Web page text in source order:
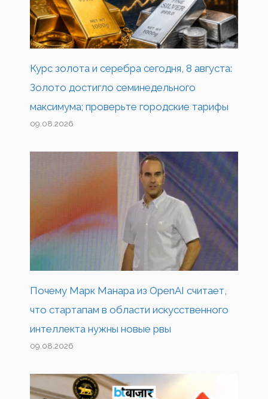
Курс золота и серебра сегодня, 8 августа:
Золото достигло семинедельного
максимума; проверьте городские тарифы
09.08.2026
Почему Марк Манара из OpenAI считает,
что стартапам в области искусственного
интеллекта нужны новые рвы
09.08.2026